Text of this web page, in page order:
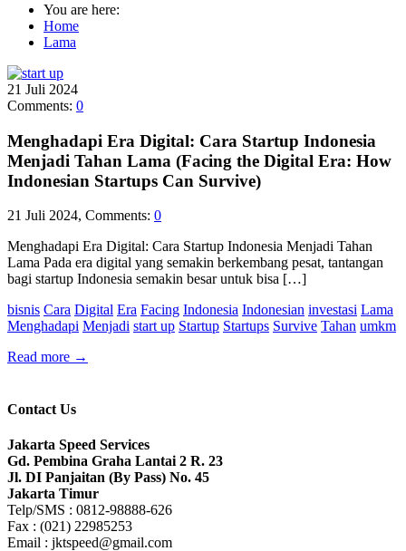
You are here:
Home
Lama
21 Juli 2024
Comments: 0
Menghadapi Era Digital: Cara Startup Indonesia
Menjadi Tahan Lama (Facing the Digital Era: How
Indonesian Startups Can Survive)
21 Juli 2024, Comments: 0
Menghadapi Era Digital: Cara Startup Indonesia Menjadi Tahan
Lama Pada era digital yang semakin berkembang pesat, tantangan
bagi startup Indonesia semakin besar untuk bisa […]
bisnis Cara Digital Era Facing Indonesia Indonesian investasi Lama
Menghadapi Menjadi start up Startup Startups Survive Tahan umkm
Read more →
Contact Us
Jakarta Speed Services
Gd. Pembina Graha Lantai 2 R. 23
Jl. DI Panjaitan (By Pass) No. 45
Jakarta Timur
Telp/SMS : 0812-98888-626
Fax : (021) 22985253
Email : jktspeed@gmail.com